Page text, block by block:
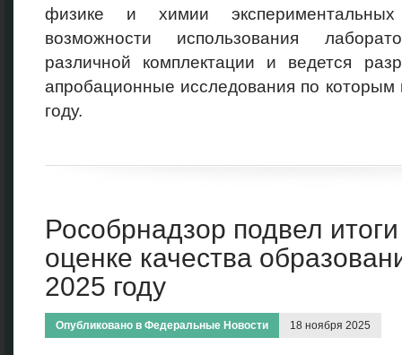
физике и химии
возможности использования
различной комплектации и ведется
апробационные исследования по
году.
Рособрнадзор подвел
оценке качества
2025 году
Опубликовано в Федеральные Новости 18 ноября 2025